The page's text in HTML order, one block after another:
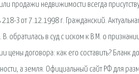
продажи недвижимости всегда
218-З от 7.12.1998 г. Гражданский.
В. обратилась в суд с иском к В.М. о
цены договора: как его составить? Бланк
а земля. Официальный сайт РФ для